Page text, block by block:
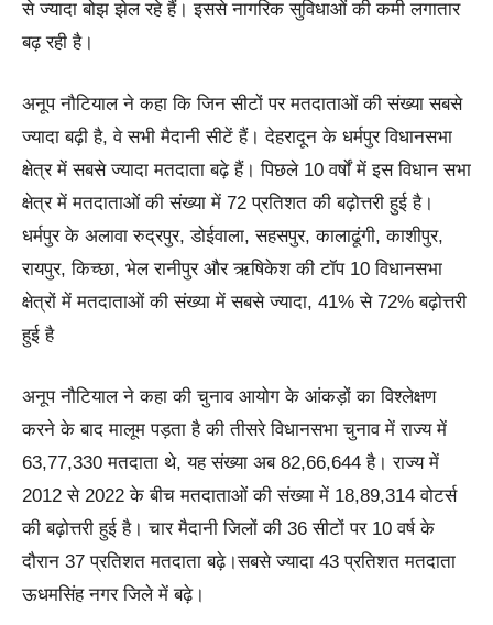
से ज्यादा बोझ झेल रहे हैं। इससे नागरिक सुविधाओं की कमी लगातार
बढ़ रही है।
अनूप नौटियाल ने कहा कि जिन सीटों पर मतदाताओं की संख्या सबसे
ज्यादा बढ़ी है, वे सभी मैदानी सीटें हैं। देहरादून के धर्मपुर विधानसभा
क्षेत्र में सबसे ज्यादा मतदाता बढ़े हैं। पिछले 10 वर्षों में इस विधान सभा
क्षेत्र में मतदाताओं की संख्या में 72 प्रतिशत की बढ़ोत्तरी हुई है।
धर्मपुर के अलावा रुद्रपुर, डोईवाला, सहसपुर, कालाढूंगी, काशीपुर,
रायपुर, किच्छा, भेल रानीपुर और ऋषिकेश की टॉप 10 विधानसभा
क्षेत्रों में मतदाताओं की संख्या में सबसे ज्यादा, 41% से 72% बढ़ोत्तरी
हुई है
अनूप नौटियाल ने कहा की चुनाव आयोग के आंकड़ों का विश्लेक्षण
करने के बाद मालूम पड़ता है की तीसरे विधानसभा चुनाव में राज्य में
63,77,330 मतदाता थे, यह संख्या अब 82,66,644 है। राज्य में
2012 से 2022 के बीच मतदाताओं की संख्या में 18,89,314 वोटर्स
की बढ़ोत्तरी हुई है। चार मैदानी जिलों की 36 सीटों पर 10 वर्ष के
दौरान 37 प्रतिशत मतदाता बढ़े।सबसे ज्यादा 43 प्रतिशत मतदाता
ऊधमसिंह नगर जिले में बढ़े।